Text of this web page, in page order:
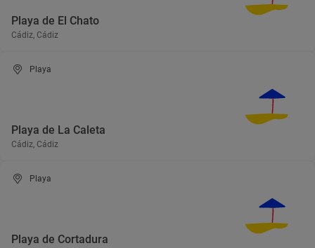
Playa de El Chato
Cádiz, Cádiz
Playa
Playa de La Caleta
Cádiz, Cádiz
Playa
Playa de Cortadura